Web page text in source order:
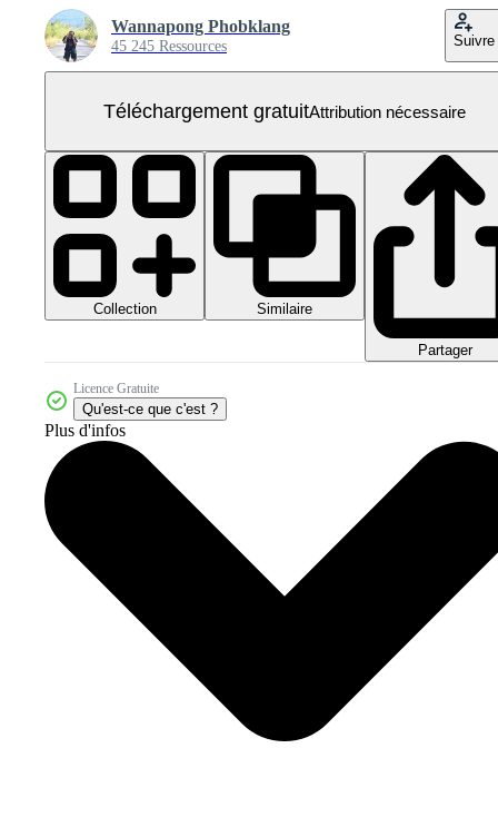
Wannapong Phobklang
45 245 Ressources Suivre
Téléchargement gratuitAttribution nécessaire
Collection Similaire
Partager
Licence Gratuite
Qu'est-ce que c'est ?
Plus d'infos